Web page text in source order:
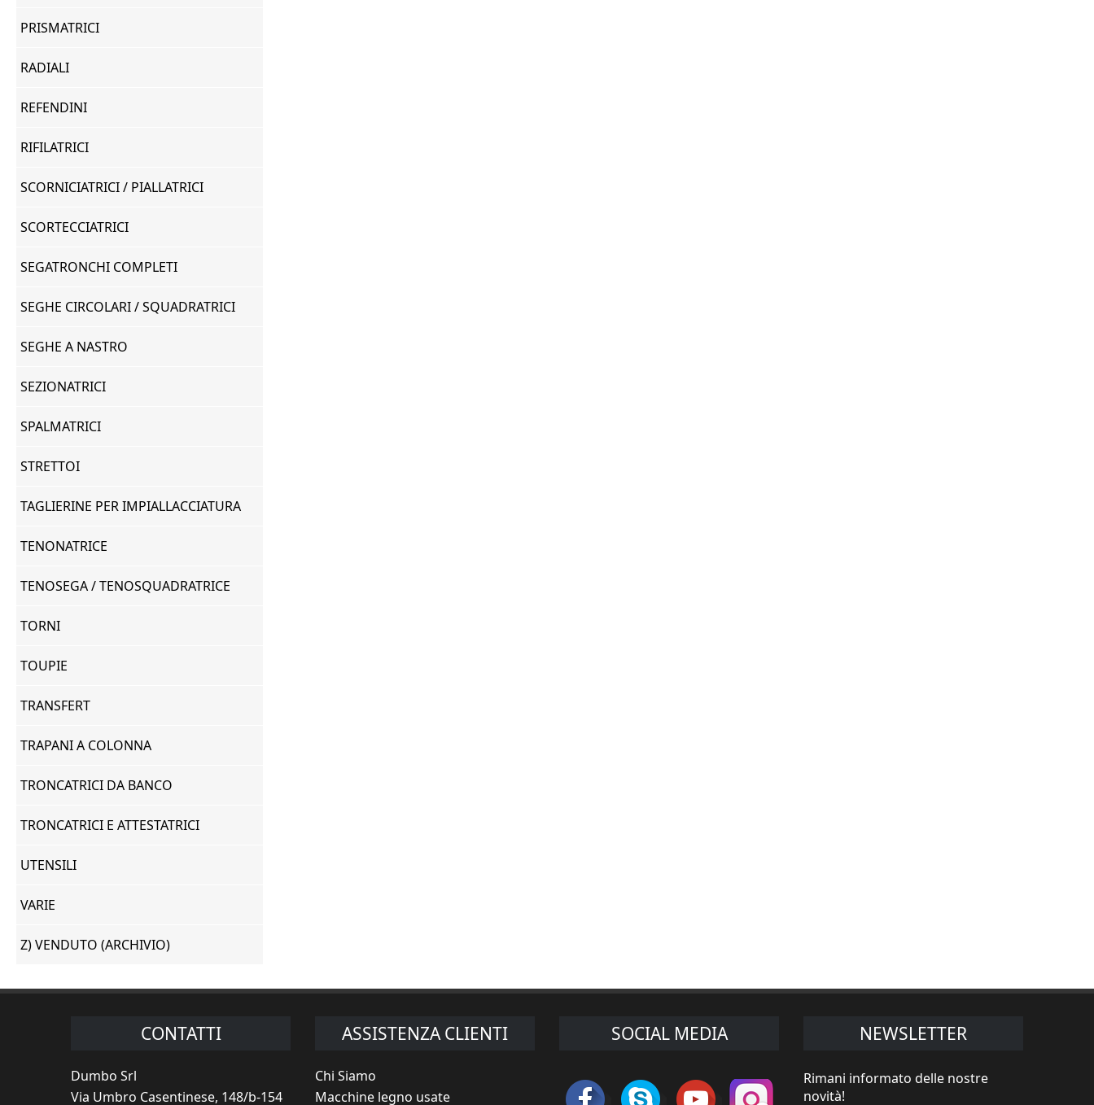
PRISMATRICI
RADIALI
REFENDINI
RIFILATRICI
SCORNICIATRICI / PIALLATRICI
SCORTECCIATRICI
SEGATRONCHI COMPLETI
SEGHE CIRCOLARI / SQUADRATRICI
SEGHE A NASTRO
SEZIONATRICI
SPALMATRICI
STRETTOI
TAGLIERINE PER IMPIALLACCIATURA
TENONATRICE
TENOSEGA / TENOSQUADRATRICE
TORNI
TOUPIE
TRANSFERT
TRAPANI A COLONNA
TRONCATRICI DA BANCO
TRONCATRICI E ATTESTATRICI
UTENSILI
VARIE
Z) VENDUTO (ARCHIVIO)
CONTATTI
Dumbo Srl
Via Umbro Casentinese, 148/b-154
ASSISTENZA CLIENTI
Chi Siamo
Macchine legno usate
SOCIAL MEDIA NEWSLETTER
Rimani informato delle nostre
novità!